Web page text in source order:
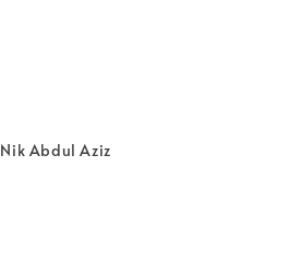
Abdul Aziz